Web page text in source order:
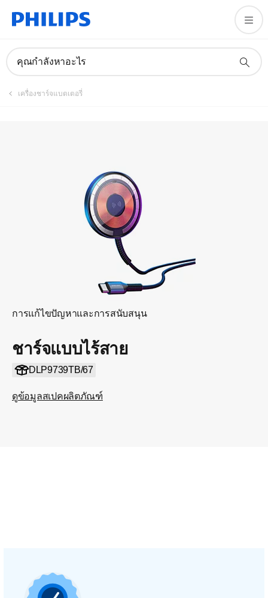
คุณกำลังหาอะไร
เครื่องชาร์จแบตเตอรี่
การแก้ไขปัญหาและการสนับสนุน
ชาร์จแบบไร้สาย
DLP9739TB/67
ดูข้อมูลสเปคผลิตภัณฑ์
คู่มือและเอกสาร